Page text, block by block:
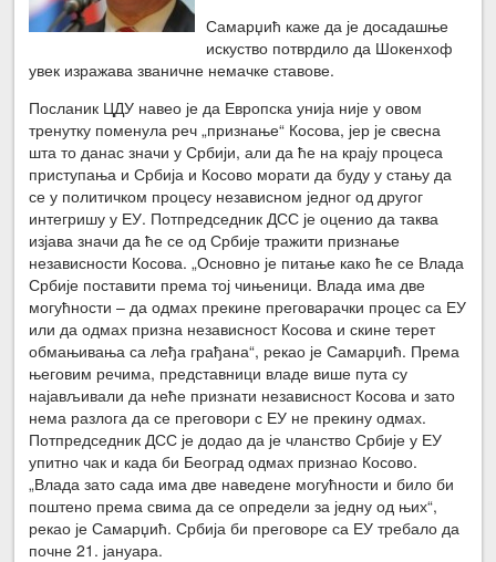
Самарџић каже да је досадашње
искуство потврдило да Шокенхоф
увек изражава званичне немачке ставове.
Посланик ЦДУ навео је да Европска унија није у овом
тренутку поменула реч „признање“ Косова, јер је свесна
шта то данас значи у Србији, али да ће на крају процеса
приступања и Србија и Косово морати да буду у стању да
се у политичком процесу независном једног од другог
интегришу у ЕУ. Потпредседник ДСС је оценио да таква
изјава значи да ће се од Србије тражити признање
независности Косова. „Основно је питање како ће се Влада
Србије поставити према тој чињеници. Влада има две
могућности – да одмах прекине преговарачки процес са ЕУ
или да одмах призна независност Косова и скине терет
обмањивања са леђа грађана“, рекао је Самарџић. Према
његовим речима, представници владе више пута су
најављивали да неће признати независност Косова и зато
нема разлога да се преговори с ЕУ не прекину одмах.
Потпредседник ДСС је додао да је чланство Србије у ЕУ
упитно чак и када би Београд одмах признао Косово.
„Влада зато сада има две наведене могућности и било би
поштено према свима да се определи за једну од њих“,
рекао је Самарџић. Србија би преговоре са ЕУ требало да
почне 21. јануара.